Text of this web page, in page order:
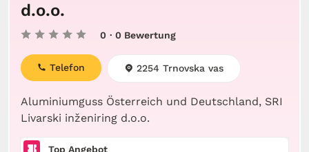
d.o.o.
0 · 0 Bewertung
Aluminiumguss Österreich und Deutschland, SRI
Livarski inženiring d.o.o.
Telefon 2254 Trnovska vas
Top Angebot